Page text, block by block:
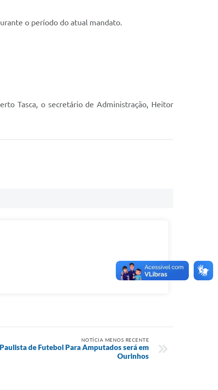
o período do atual mandato.
Tasca, o secretário de Administração, Heitor
NOTÍCIA MENOS RECENTE
de Futebol Para Amputados será em
Ourinhos